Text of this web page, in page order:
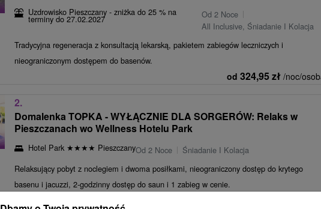
Uzdrowisko Pieszczany - zniżka do 25 % na
terminy do 27.02.2027
Od 2 Noce
All Inclusive, Śniadanie I Kolacja
Tradycyjna regeneracja z konsultacją lekarską, pakietem zabiegów leczniczych i
nieograniczonym dostępem do basenów.
od 324,95zł /noc/
2.
Domalenka TOPKA - WYŁĄCZNIE DLA SORGERÓW: Relaks w
Pieszczanach wo Wellness Hotelu Park
Hotel Park ★★★★ PieszczanyOd 2 Noce
Śniadanie I Kolacja
Relaksujący pobyt z noclegiem i dwoma posiłkami, nieograniczony dostęp do krytego
basenu i jacuzzi, 2-godzinny dostęp do saun i 1 zabieg w cenie.